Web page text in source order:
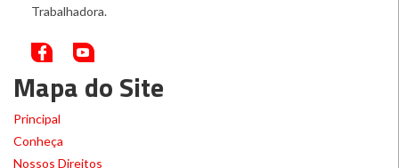
Trabalhadora.
Mapa do Site
Principal
Conheça
Nossos Direitos